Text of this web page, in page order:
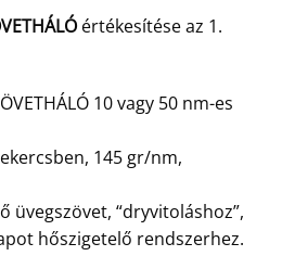
értékesítése az 1.
10 vagy 50 nm-es
145 gr/nm,
üvegszövet, “dryvitoláshoz”,
hőszigetelő rendszerhez.